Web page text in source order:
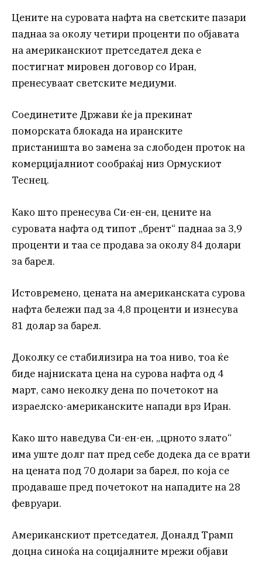
Цените на суровата нафта на светските пазари
паднаа за околу четири проценти по објавата
на американскиот претседател дека е
постигнат мировен договор со Иран,
пренесуваат светските медиуми.
Соединетите Држави ќе ја прекинат
поморската блокада на иранските
пристаништа во замена за слободен проток на
комерцијалниот сообраќај низ Ормускиот
Теснец.
Како што пренесува Си-ен-ен, цените на
суровата нафта од типот „брент“ паднаа за 3,9
проценти и таа се продава за околу 84 долари
за барел.
Истовремено, цената на американската сурова
нафта бележи пад за 4,8 проценти и изнесува
81 долар за барел.
Доколку се стабилизира на тоа ниво, тоа ќе
биде најниската цена на сурова нафта од 4
март, само неколку дена по почетокот на
израелско-американските напади врз Иран.
Како што наведува Си-ен-ен, „црното злато“
има уште долг пат пред себе додека да се врати
на цената под 70 долари за барел, по која се
продаваше пред почетокот на нападите на 28
февруари.
Американскиот претседател, Доналд Трамп
доцна синоќа на социјалните мрежи објави